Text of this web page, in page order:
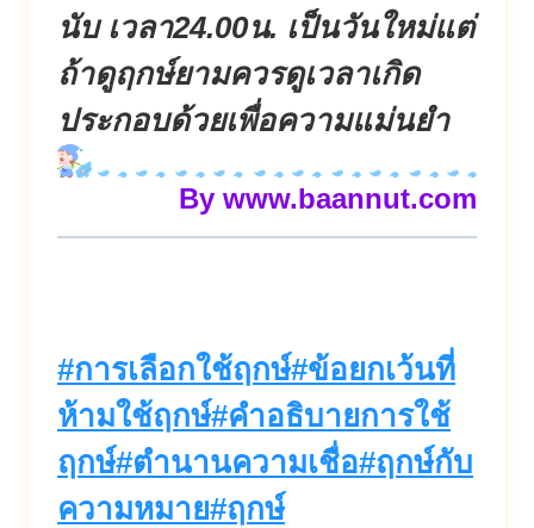
นับ เวลา24.00น. เป็นวันใหม่แต่
ถ้าดูฤกษ์ยามควรดูเวลาเกิด
ประกอบด้วยเพื่อความแม่นยำ
By www.baannut.com
Post
Tags:
#การเลือกใช้ฤกษ์#ข้อยกเว้นที่
ห้ามใช้ฤกษ์#คำอธิบายการใช้
ฤกษ์#ตำนานความเชื่อ#ฤกษ์กับ
ความหมาย#ฤกษ์